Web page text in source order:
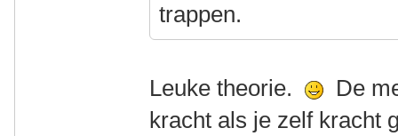
trappen.
Leuke theorie.
De
kracht als je zelf kracht